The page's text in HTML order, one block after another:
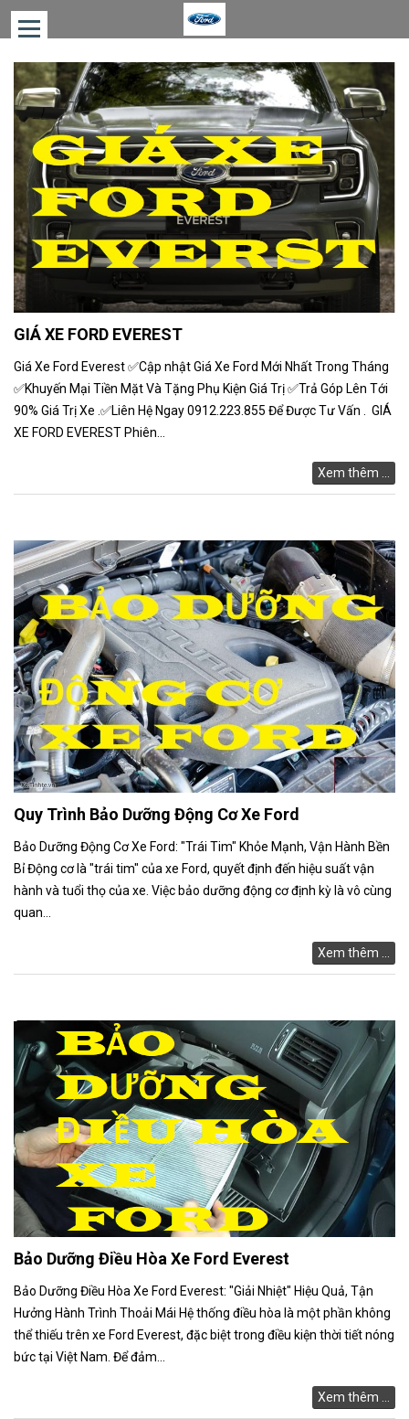
TRANG
CHỦ
XE
BÁN
CHẠY
GIÁ
XE
FORD
ƯỚC
TÍNH
CHI
PHÍ
ƯỚC
TÍNH
TRẢ
GÓP
XE
TIN
TỨC
GIÁ XE FORD EVEREST
Giá Xe Ford Everest ✅Cập nhật Giá Xe Ford Mới Nhất Trong Tháng
✅Khuyến Mại Tiền Mặt Và Tặng Phụ Kiện Giá Trị ✅Trả Góp Lên Tới
90% Giá Trị Xe .✅Liên Hệ Ngay 0912.223.855 Để Được Tư Vấn . GIÁ
XE FORD EVEREST Phiên...
Xem thêm ...
Quy Trình Bảo Dưỡng Động Cơ Xe Ford
Bảo Dưỡng Động Cơ Xe Ford: "Trái Tim" Khỏe Mạnh, Vận Hành Bền
Bỉ Động cơ là "trái tim" của xe Ford, quyết định đến hiệu suất vận
hành và tuổi thọ của xe. Việc bảo dưỡng động cơ định kỳ là vô cùng
quan...
Xem thêm ...
Bảo Dưỡng Điều Hòa Xe Ford Everest
Bảo Dưỡng Điều Hòa Xe Ford Everest: "Giải Nhiệt" Hiệu Quả, Tận
Hưởng Hành Trình Thoải Mái Hệ thống điều hòa là một phần không
thể thiếu trên xe Ford Everest, đặc biệt trong điều kiện thời tiết nóng
bức tại Việt Nam. Để đảm...
Xem thêm ...